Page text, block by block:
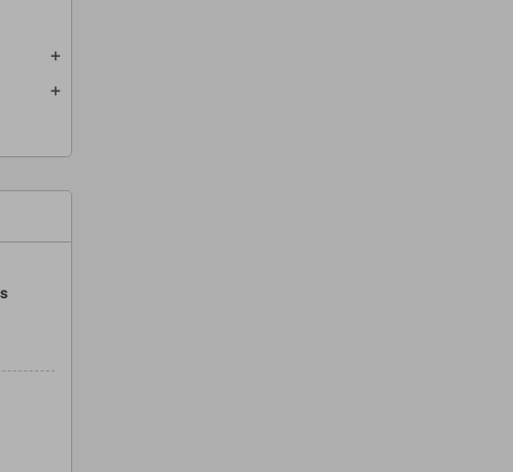
add
add